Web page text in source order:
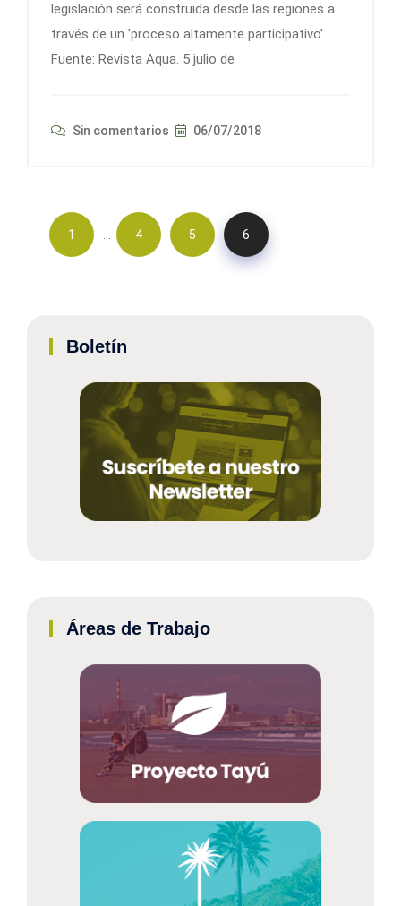
legislación será construida desde las regiones a
través de un 'proceso altamente participativo'.
Fuente: Revista Aqua. 5 julio de
Sin comentarios 06/07/2018
1 … 4 5 6
Boletín
Áreas de Trabajo